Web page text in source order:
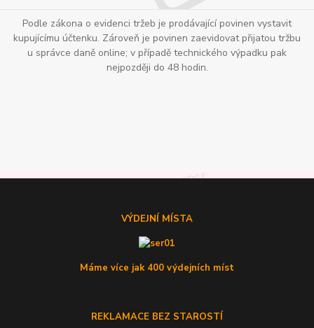
Podle zákona o evidenci tržeb je prodávající povinen vystavit
kupujícímu účtenku. Zároveň je povinen zaevidovat přijatou tržbu
u správce daně online; v případě technického výpadku pak
nejpozději do 48 hodin.
VÝDEJNÍ MÍSTA
Máme více jak 400 výdejních míst
REKLAMACE BEZ STAROSTÍ